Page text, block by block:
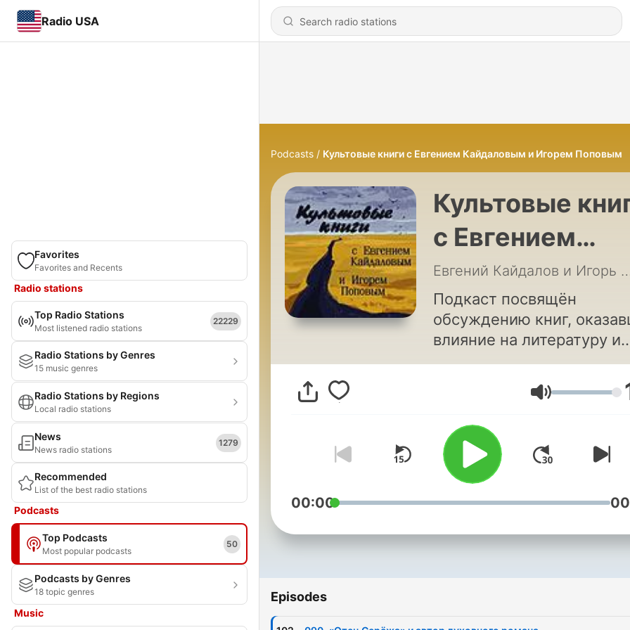
Radio USA
Favorites
Favorites and Recents
Radio stations
Top Radio Stations
Most listened radio stations
22229
Radio Stations by Genres
15 music genres
Radio Stations by Regions
Local radio stations
News
News radio stations
1279
Recommended
List of the best radio stations
Podcasts
Top Podcasts
Most popular podcasts
50
Podcasts by Genres
18 topic genres
Music
Podcasts Культовые книги с Евгением Кайдаловым и Игорем Поповым
Культовые
с Евгением
Кайдаловым и
Игорем
Евгений Кайдалов
Подкаст посвящён
обсуждению книг,
влияние на литературу и
историю, и
влиять, вызывать жаркие
споры и интерес
Обсуждаем книги мы:
Евгений Кайдалов и
обозреватель,
радиоведущий,
преподаватель
Volume
00:00
Episodes